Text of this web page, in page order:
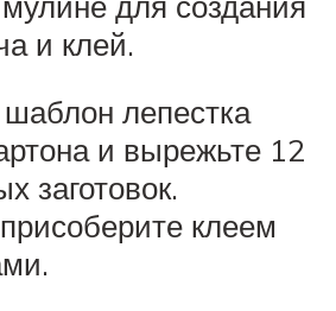
и клей.
лепестка
и вырежьте 12
заготовок.
клеем